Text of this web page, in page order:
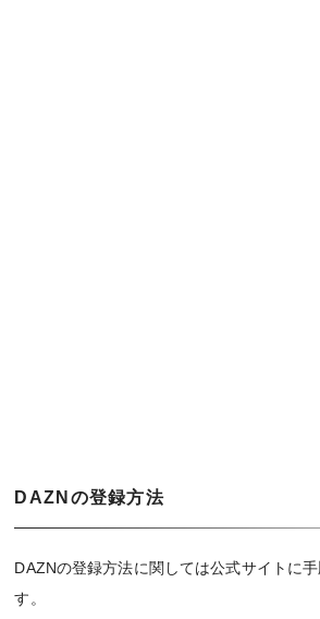
DAZNの登録方法
DAZNの登録方法に関しては公式サイトに
す。